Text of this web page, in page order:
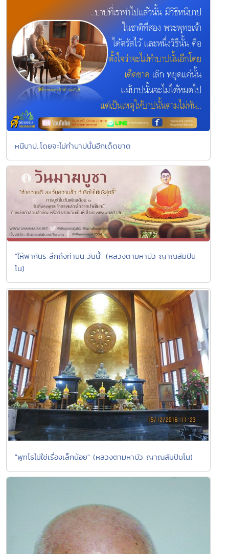
หนีบาป..โดยจะไม่ทำบาปนั้นอีกเด็ดขาด
"ให้พากันระลึกถึงท่านนะวันนี้" (หลวงตามหาบัว ญาณสัมปัน
โน)
"พุทโธไม่ใช่เรื่องเล็กน้อย" (หลวงตามหาบัว ญาณสัมปันโน)